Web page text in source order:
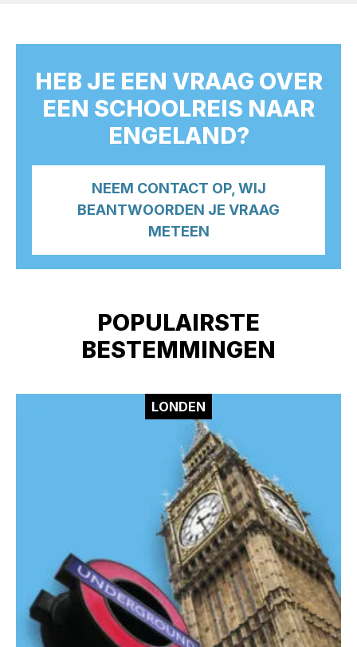
HEB JE EEN VRAAG OVER
EEN SCHOOLREIS NAAR
ENGELAND?
NEEM CONTACT OP, WIJ
BEANTWOORDEN JE VRAAG
METEEN
POPULAIRSTE
BESTEMMINGEN
LONDEN